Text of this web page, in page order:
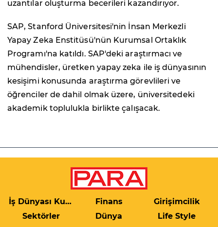
uzantılar oluşturma becerileri kazandırıyor.
SAP, Stanford Üniversitesi'nin İnsan Merkezli
Yapay Zeka Enstitüsü'nün Kurumsal Ortaklık
Programı'na katıldı. SAP'deki araştırmacı ve
mühendisler, üretken yapay zeka ile iş dünyasının
kesişimi konusunda araştırma görevlileri ve
öğrenciler de dahil olmak üzere, üniversitedeki
akademik toplulukla birlikte çalışacak.
İş Dünyası Kulis Finans
Girişimcilik
Sektörler
Dünya Life Style